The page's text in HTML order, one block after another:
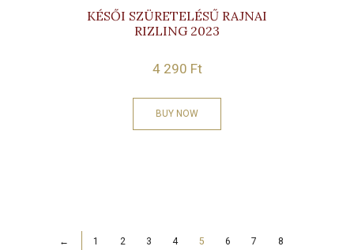
KÉSŐI SZÜRETELÉSŰ RAJNAI
RIZLING 2023
4 290 Ft
BUY NOW
← 1 2 3 4 5 6 7 8